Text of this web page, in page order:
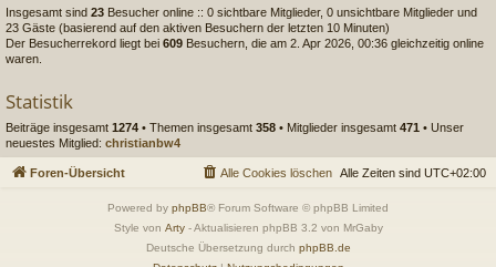
Insgesamt sind 23 Besucher online :: 0 sichtbare Mitglieder, 0 unsichtbare Mitglieder und
23 Gäste (basierend auf den aktiven Besuchern der letzten 10 Minuten)
Der Besucherrekord liegt bei 609 Besuchern, die am 2. Apr 2026, 00:36 gleichzeitig online
waren.
Statistik
Beiträge insgesamt 1274 • Themen insgesamt 358 • Mitglieder insgesamt 471 • Unser
neuestes Mitglied: christianbw4
Foren-Übersicht Alle Zeiten sind UTC+02:00
Alle Cookies löschen
Powered by phpBB® Forum Software © phpBB Limited
Style von Arty- Aktualisieren phpBB 3.2 von MrGaby
Deutsche Übersetzung durch phpBB.de